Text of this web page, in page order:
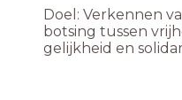
Doel: Verkennen
botsing tussen
gelijkheid en